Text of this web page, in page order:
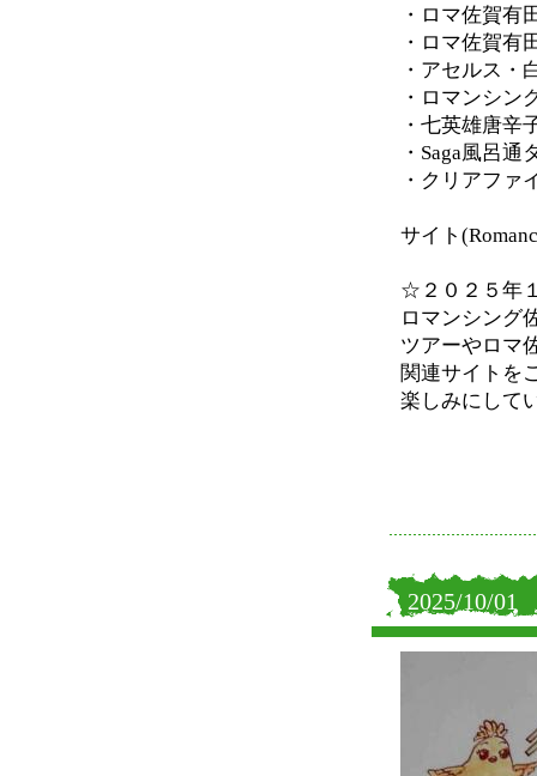
・ロマ佐賀有
・ロマ佐賀有
・アセルス
・ロマンシ
・七英雄唐辛
・Saga風呂
・クリアファ
サイト
☆２０２５年
ロマンシング
ツアーやロマ
関連サイトを
楽しみにして
2025/10/01